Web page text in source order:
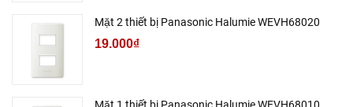
Mặt 2 thiết bị Panasonic Halumie WEVH68020
19.000₫